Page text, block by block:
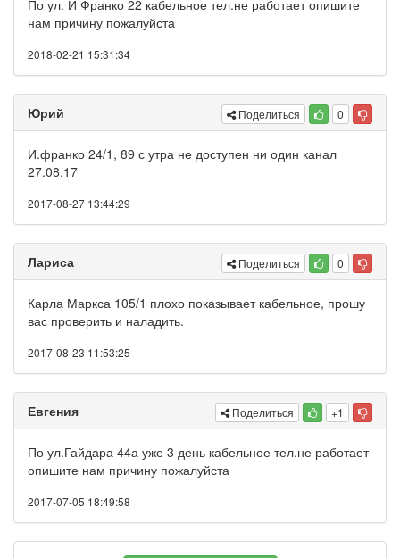
По ул. И Франко 22 кабельное тел.не работает опишите
нам причину пожалуйста
2018-02-21 15:31:34
Юрий Поделиться 0
И.франко 24/1, 89 с утра не доступен ни один канал
27.08.17
2017-08-27 13:44:29
Лариса Поделиться 0
Карла Маркса 105/1 плохо показывает кабельное, прошу
вас проверить и наладить.
2017-08-23 11:53:25
Евгения Поделиться +1
По ул.Гайдара 44а уже 3 день кабельное тел.не работает
опишите нам причину пожалуйста
2017-07-05 18:49:58